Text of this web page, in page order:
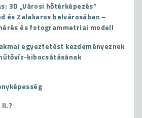
3D „Városi hőtérképezés”
és Zalakaros belvárosában –
és fotogrammetriai modell
egyeztetést kezdeményeznek
kibocsátásának